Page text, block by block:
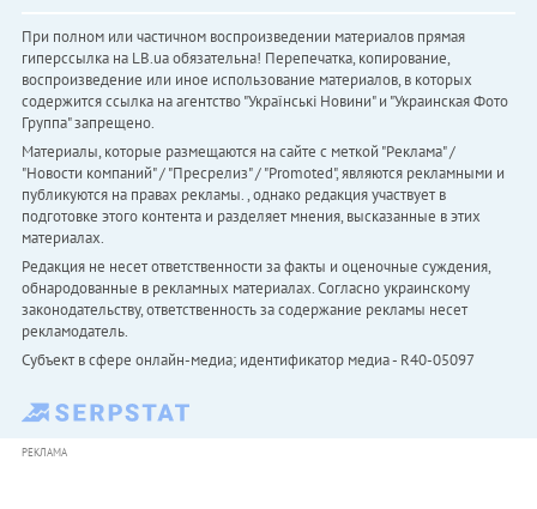
При полном или частичном воспроизведении материалов прямая
гиперссылка на LB.ua обязательна! Перепечатка, копирование,
воспроизведение или иное использование материалов, в которых
содержится ссылка на агентство "Українськi Новини" и "Украинская Фото
Группа" запрещено.
Материалы, которые размещаются на сайте с меткой "Реклама" /
"Новости компаний" / "Пресрелиз" / "Promoted", являются рекламными и
публикуются на правах рекламы. , однако редакция участвует в
подготовке этого контента и разделяет мнения, высказанные в этих
материалах.
Редакция не несет ответственности за факты и оценочные суждения,
обнародованные в рекламных материалах. Согласно украинскому
законодательству, ответственность за содержание рекламы несет
рекламодатель.
Субъект в сфере онлайн-медиа; идентификатор медиа - R40-05097
РЕКЛАМА